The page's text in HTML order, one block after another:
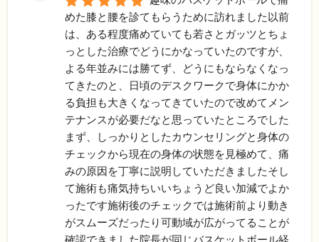
めた膝と腰を診てもらうために訪れました以前
は、ある程度痛めていても若さとガッツとちょ
っとした治療でどうにかなっていたのですが、
よる年並みには勝てず、どうにもならなくなっ
てきたのと、日頃のデスクワークで身体にかか
る負担も大きくなってきていたので改めてメン
テナンスが必要だなと思っていたところでした
まず、しっかりとしたカウンセリングと身体の
チェックから現在の身体の状態を見極めて、痛
みの原因を丁寧に説明していただきましたそし
て施術も痛気持ちいいちょうど良い加減でよか
ったです施術後のチェックでは施術前より動き
がスムーズだったり可動域が広がってることが